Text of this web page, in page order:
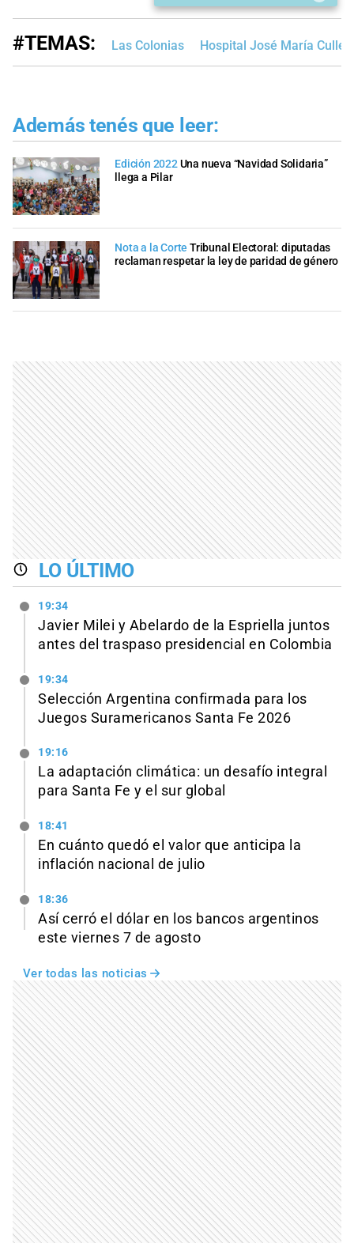
#TEMAS: Las Colonias Hospital José María Cullen
Además tenés que leer:
Edición 2022Una nueva “Navidad Solidaria”
llega a Pilar
Nota a la Corte Tribunal Electoral: diputadas
reclaman respetar la ley de paridad de género
LO ÚLTIMO
19:34
Javier Milei y Abelardo de la Espriella juntos
antes del traspaso presidencial en Colombia
19:34
Selección Argentina confirmada para los
Juegos Suramericanos Santa Fe 2026
19:16
La adaptación climática: un desafío integral
para Santa Fe y el sur global
18:41
En cuánto quedó el valor que anticipa la
inflación nacional de julio
18:36
Así cerró el dólar en los bancos argentinos
este viernes 7 de agosto
Ver todas las noticias